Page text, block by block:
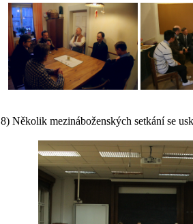
8) Několik mezináboženských setkání se